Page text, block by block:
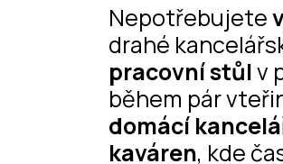
Nepotřebujete
drahé
pracovní stůlv
během pár
domácí
kaváren, kde